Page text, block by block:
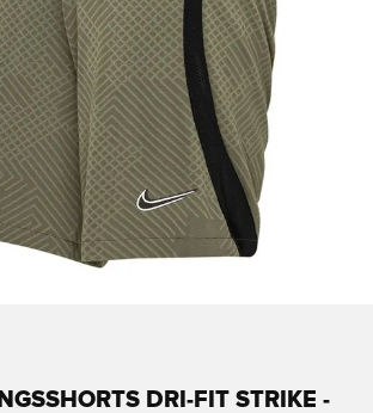
DRI-FIT STRIKE -